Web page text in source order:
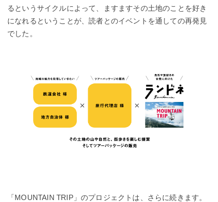
るというサイクルによって、ますますその土地のことを好き
になれるということが、読者とのイベントを通しての再発見
でした。
「MOUNTAIN TRIP」のプロジェクトは、さらに続きます。